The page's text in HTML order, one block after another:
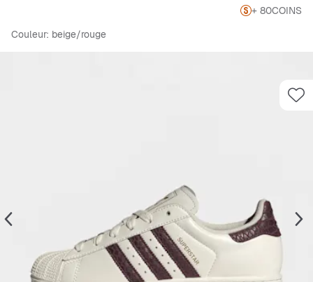
+ 80COINS
Couleur: beige/rouge